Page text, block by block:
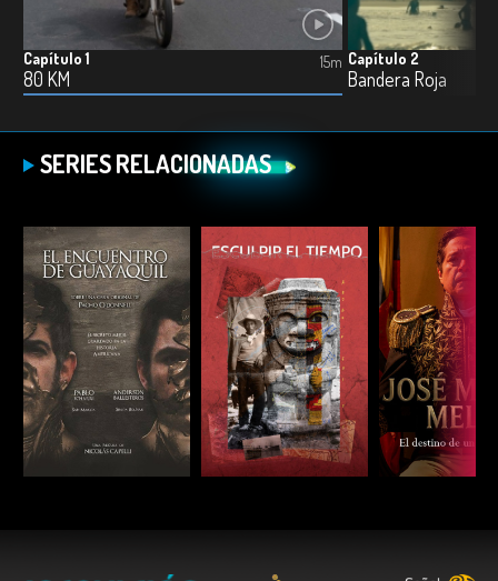
Capítulo 1
80 KM
15m Capítulo 2
Bandera Roja
SERIES RELACIONADAS
ESCUCHAR ESCUCHAR